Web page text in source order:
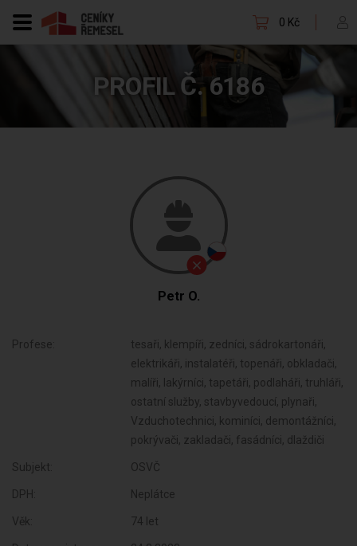
0 Kč
PROFIL Č. 6186
Petr O.
Profese:
tesaři, klempíři, zedníci, sádrokartonáři,
elektrikáři, instalatéři, topenáři, obkladači,
malíři, lakýrníci, tapetáři, podlaháři, truhláři,
ostatní služby, stavbyvedoucí, plynaři,
Vzduchotechnici, kominíci, demontážníci,
pokrývači, zakladači, fasádníci, dlaždiči
Subjekt: OSVČ
DPH: Neplátce
Věk: 74 let